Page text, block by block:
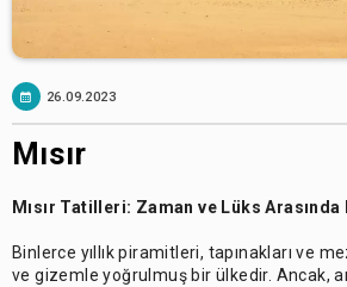
26.09.2023
Mısır
Mısır Tatilleri: Zaman ve Lüks
Binlerce yıllık piramitleri, tapınakları ve
ve gizemle yoğrulmuş bir ülkedir. Ancak,